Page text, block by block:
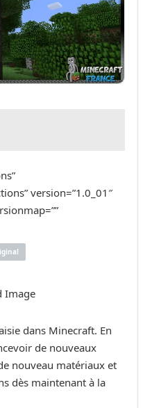
version=”1.0_01″
dans Minecraft. En
de nouveaux
nouveau matériaux et
dès maintenant à la